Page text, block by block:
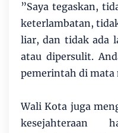
​”Saya tegaskan,
keterlambatan,
liar, dan tidak ada
atau dipersulit.
pemerintah di mata
​Wali Kota juga
kesejahteraan